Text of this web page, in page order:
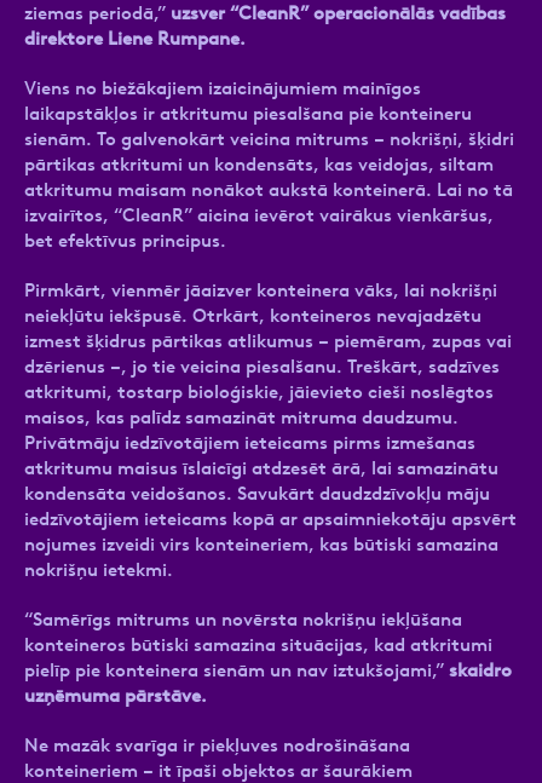
ziemas periodā,” uzsver “CleanR” operacionālās vadības
direktore Liene Rumpane.
Viens no biežākajiem izaicinājumiem mainīgos
laikapstākļos ir atkritumu piesalšana pie konteineru
sienām. To galvenokārt veicina mitrums – nokrišņi, šķidri
pārtikas atkritumi un kondensāts, kas veidojas, siltam
atkritumu maisam nonākot aukstā konteinerā. Lai no tā
izvairītos, “CleanR” aicina ievērot vairākus vienkāršus,
bet efektīvus principus.
Pirmkārt, vienmēr jāaizver konteinera vāks, lai nokrišņi
neiekļūtu iekšpusē. Otrkārt, konteineros nevajadzētu
izmest šķidrus pārtikas atlikumus – piemēram, zupas vai
dzērienus –, jo tie veicina piesalšanu. Treškārt, sadzīves
atkritumi, tostarp bioloģiskie, jāievieto cieši noslēgtos
maisos, kas palīdz samazināt mitruma daudzumu.
Privātmāju iedzīvotājiem ieteicams pirms izmešanas
atkritumu maisus īslaicīgi atdzesēt ārā, lai samazinātu
kondensāta veidošanos. Savukārt daudzdzīvokļu māju
iedzīvotājiem ieteicams kopā ar apsaimniekotāju apsvērt
nojumes izveidi virs konteineriem, kas būtiski samazina
nokrišņu ietekmi.
“Samērīgs mitrums un novērsta nokrišņu iekļūšana
konteineros būtiski samazina situācijas, kad atkritumi
pielīp pie konteinera sienām un nav iztukšojami,” skaidro
uzņēmuma pārstāve.
Ne mazāk svarīga ir piekļuves nodrošināšana
konteineriem – it īpaši objektos ar šaurākiem